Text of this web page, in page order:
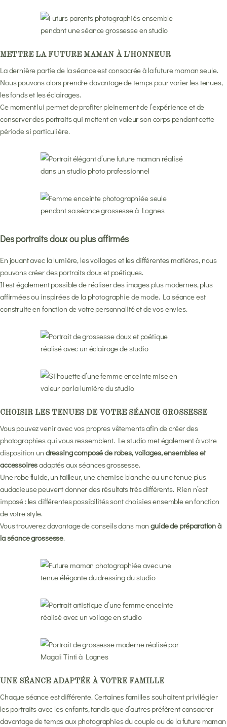
METTRE LA FUTURE MAMAN À L’HONNEUR
La dernière partie de la séance est consacrée à la future maman seule.
Nous pouvons alors prendre davantage de temps pour varier les tenues,
les fonds et les éclairages.
Ce moment lui permet de profiter pleinement de l’expérience et de
conserver des portraits qui mettent en valeur son corps pendant cette
période si particulière.
Des portraits doux ou plus affirmés
En jouant avec la lumière, les voilages et les différentes matières, nous
pouvons créer des portraits doux et poétiques.
Il est également possible de réaliser des images plus modernes, plus
affirmées ou inspirées de la photographie de mode. La séance est
construite en fonction de votre personnalité et de vos envies.
CHOISIR LES TENUES DE VOTRE SÉANCE GROSSESSE
Vous pouvez venir avec vos propres vêtements afin de créer des
photographies qui vous ressemblent. Le studio met également à votre
disposition un dressing composé de robes, voilages, ensembles et
accessoiresadaptés aux séances grossesse.
Une robe fluide, un tailleur, une chemise blanche ou une tenue plus
audacieuse peuvent donner des résultats très différents. Rien n’est
imposé : les différentes possibilités sont choisies ensemble en fonction
de votre style.
Vous trouverez davantage de conseils dans monguide de préparation à
la séance grossesse.
UNE SÉANCE ADAPTÉE À VOTRE FAMILLE
Chaque séance est différente. Certaines familles souhaitent privilégier
les portraits avec les enfants, tandis que d’autres préfèrent consacrer
davantage de temps aux photographies du couple ou de la future maman